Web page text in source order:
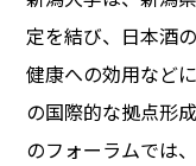
定を結び、日本酒
健康への効用など
の国際的な拠点形
のフォーラムでは